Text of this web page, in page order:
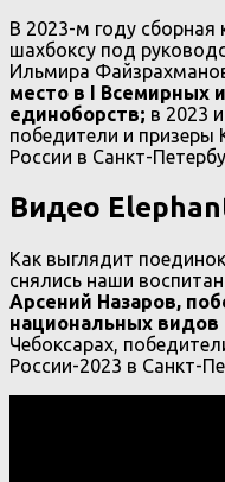
В 2023-м году
шахбоксу под
Ильмира
место в I Всемирных
единоборств; в 2023
победители и призеры
России в Санкт-
Видео
Как выглядит
снялись наши
Арсений Назаров,
национальных видов
Чебоксарах,
России-2023 в Санкт-